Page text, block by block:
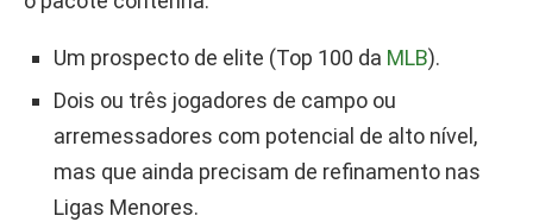
Um prospecto de elite (Top 100 da MLB).
Dois ou três jogadores de campo ou
arremessadores com potencial de alto nível,
mas que ainda precisam de refinamento nas
Ligas Menores.